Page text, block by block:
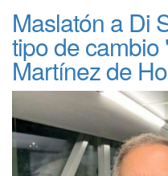
Maslatón a Di
tipo de
Martínez de